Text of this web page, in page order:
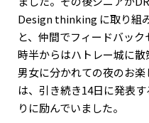
Design thinking に取り組
と、仲間でフィードバッ
時半からはハトレー城に
男女に分かれての夜のお
は、引き続き14日に発表
りに励んでいました。